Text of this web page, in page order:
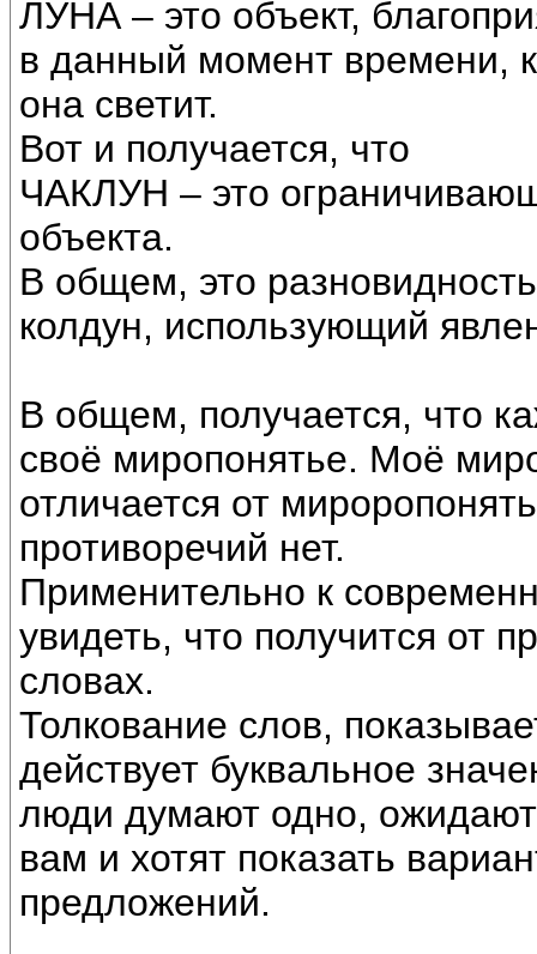
ЛУНА – это объект,
в данный момент времени,
она светит.
Вот и получается, что
ЧАКЛУН – это
объекта.
В общем, это
колдун, использующий
В общем, получается, что
своё миропонятье. Моё
отличается от
противоречий нет.
Применительно к
увидеть, что получится от
словах.
Толкование слов,
действует буквальное
люди думают одно, ожидают
вам и хотят показать
предложений.